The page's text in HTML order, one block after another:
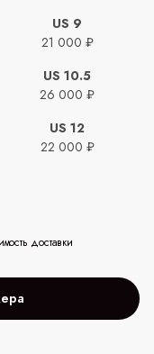
US 9
21 000 ₽
US 10.5
26 000 ₽
US 12
22 000 ₽
доставки